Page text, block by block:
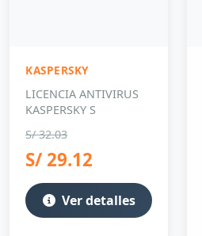
KASPERSKY
LICENCIA ANTIVIRUS
KASPERSKY S
S/ 32.03
S/ 29.12
Ver detalles